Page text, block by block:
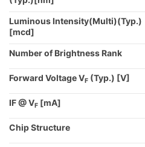
Luminous Intensity(Multi)(Typ.)
[mcd]
Number of Brightness Rank
Forward Voltage VF (Typ.) [V]
IF @ VF [mA]
Chip Structure